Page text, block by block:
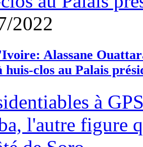
2022
Alassane
huis-clos au Palais